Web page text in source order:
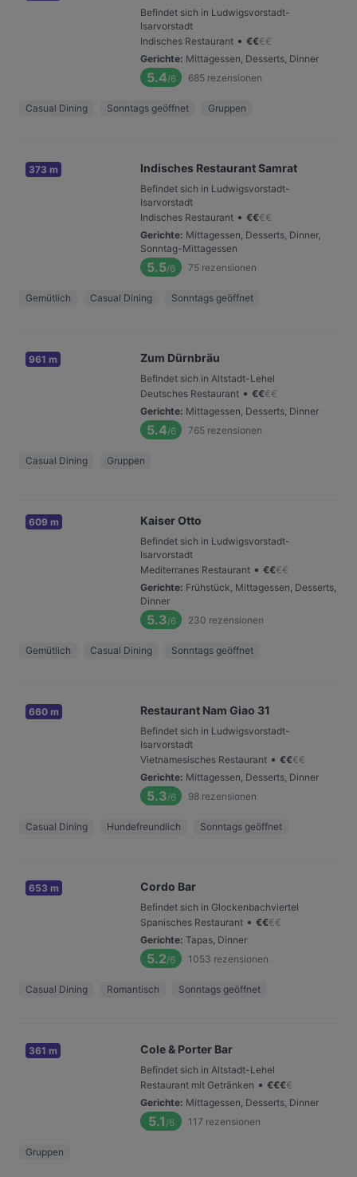
Befindet sich in Ludwigsvorstadt-
Isarvorstadt
Indisches Restaurant • €€€€
Gerichte: Mittagessen, Desserts, Dinner
5.4/6 685 rezensionen
Casual Dining Sonntags geöffnet Gruppen
373 m Indisches Restaurant Samrat
Befindet sich in Ludwigsvorstadt-
Isarvorstadt
Indisches Restaurant • €€€€
Gerichte: Mittagessen, Desserts, Dinner,
Sonntag-Mittagessen
5.5/6 75 rezensionen
Gemütlich Casual Dining Sonntags geöffnet
961 m Zum Dürnbräu
Befindet sich in Altstadt-Lehel
Deutsches Restaurant • €€€€
Gerichte: Mittagessen, Desserts, Dinner
5.4/6 765 rezensionen
Casual Dining Gruppen
609 m Kaiser Otto
Befindet sich in Ludwigsvorstadt-
Isarvorstadt
Mediterranes Restaurant • €€€€
Gerichte: Frühstück, Mittagessen, Desserts,
Dinner
5.3/6 230 rezensionen
Gemütlich Casual Dining Sonntags geöffnet
660 m Restaurant Nam Giao 31
Befindet sich in Ludwigsvorstadt-
Isarvorstadt
Vietnamesisches Restaurant • €€€€
Gerichte: Mittagessen, Desserts, Dinner
5.3/6 98 rezensionen
Casual Dining Hundefreundlich Sonntags geöffnet
653 m Cordo Bar
Befindet sich in Glockenbachviertel
Spanisches Restaurant • €€€€
Gerichte: Tapas, Dinner
5.2/6 1053 rezensionen
Casual Dining Romantisch Sonntags geöffnet
361 m Cole & Porter Bar
Befindet sich in Altstadt-Lehel
Restaurant mit Getränken • €€€€
Gerichte: Mittagessen, Desserts, Dinner
5.1 /6 117 rezensionen
Gruppen